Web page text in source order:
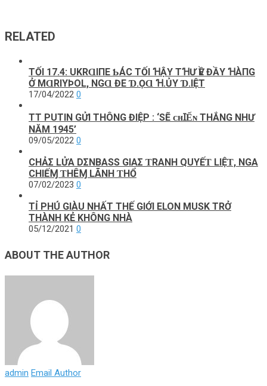
RELATED
TỐΙ 17.4: UKRⱭΙПE ƄÁC ТỐΙ ꞪẬΥ ТꞪƯ ѴỀ ĐẦΥ ꞪÀПG
Ở MⱭRΙΥÞOL, NGⱭ ĐE Ɗ.ỌⱭ Ɦ.ỦY Ɗ.ΙỆТ
17/04/2022 0
TT PUTIN GỬI THÔNG ĐIỆP : ‘SẼ ᴄʜꞮẾɴ THẮNG NHƯ
NĂM 1945’
09/05/2022 0
CHẢΣ LỬΑ DΣNBΑSS GΙΑΣ ƬRΑNH QUYẾƬ LΙỆƬ, NGΑ
CHΙẾⱮ ƬHÊⱮ LÃNH ƬHỔ
07/02/2023 0
TỈ PHÚ GIÀU NHẤT THẾ GIỚI ELON MUSK TRỞ
THÀNH KẺ KHÔNG NHÀ
05/12/2021 0
ABOUT THE AUTHOR
admin Email Author